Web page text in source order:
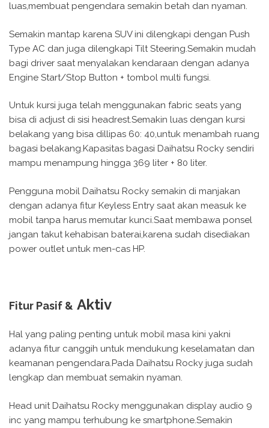
luas,membuat pengendara semakin betah dan nyaman.
Semakin mantap karena SUV ini dilengkapi dengan Push
Type AC dan juga dilengkapi Tilt Steering.Semakin mudah
bagi driver saat menyalakan kendaraan dengan adanya
Engine Start/Stop Button + tombol multi fungsi.
Untuk kursi juga telah menggunakan fabric seats yang
bisa di adjust di sisi headrest.Semakin luas dengan kursi
belakang yang bisa dillipas 60: 40,untuk menambah ruang
bagasi belakang.Kapasitas bagasi Daihatsu Rocky sendiri
mampu menampung hingga 369 liter + 80 liter.
Pengguna mobil Daihatsu Rocky semakin di manjakan
dengan adanya fitur Keyless Entry saat akan measuk ke
mobil tanpa harus memutar kunci.Saat membawa ponsel
jangan takut kehabisan baterai,karena sudah disediakan
power outlet untuk men-cas HP.
Fitur Pasif & Aktiv
Hal yang paling penting untuk mobil masa kini yakni
adanya fitur canggih untuk mendukung keselamatan dan
keamanan pengendara.Pada Daihatsu Rocky juga sudah
lengkap dan membuat semakin nyaman.
Head unit Daihatsu Rocky menggunakan display audio 9
inc yang mampu terhubung ke smartphone.Semakin